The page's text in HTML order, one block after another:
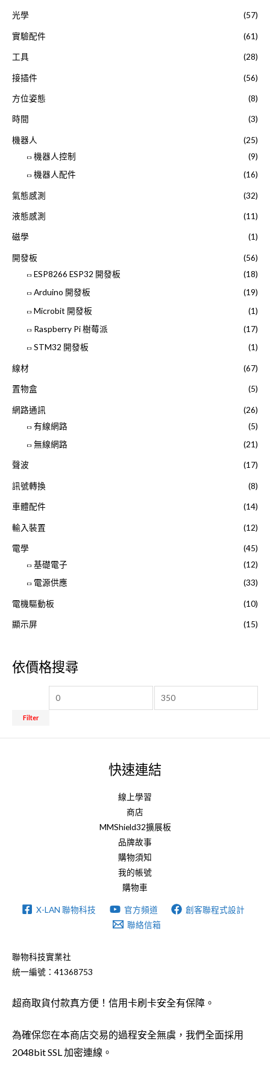
光學 (57)
實驗配件 (61)
工具 (28)
接插件 (56)
方位姿態 (8)
時間 (3)
機器人
(25)
機器人控制
(9)
機器人配件
(16)
氣態感測 (32)
液態感測 (11)
磁學 (1)
開發板
(56)
ESP8266 ESP32 開發板
(18)
Arduino 開發板
(19)
Microbit 開發板
(1)
Raspberry Pi 樹莓派
(17)
STM32 開發板
(1)
線材 (67)
置物盒 (5)
網路通訊
(26)
有線網路
(5)
無線網路
(21)
聲波 (17)
訊號轉換 (8)
車體配件 (14)
輸入裝置 (12)
電學
(45)
基礎電子
(12)
電源供應
(33)
電機驅動板 (10)
顯示屏 (15)
依價格搜尋
Filter
快速連結
線上學習
商店
MMShield32擴展板
品牌故事
購物須知
我的帳號
購物車
X-LAN 聯物科技 官方頻道
創客聯程式設計
聯絡信箱
聯物科技實業社
統一編號：41368753
超商取貨付款真方便！信用卡刷卡安全有保障。
為確保您在本商店交易的過程安全無虞，我們全面採用
2048bit SSL 加密連線。